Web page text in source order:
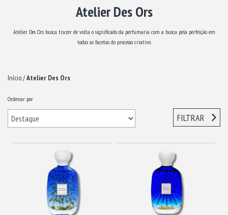
Atelier Des Ors
Atelier Des Ors busca trazer de volta o significado da perfumaria com a busca pela perfeição em
todas as facetas do processo criativo.
Início/Atelier Des Ors
Ordenar por
FILTRAR